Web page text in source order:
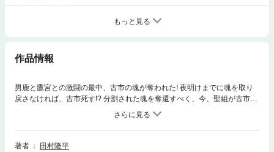
もっと見る
作品情報
男鹿と鷹宮との激闘の最中、古市の魂が奪われた! 夜明けまでに魂を取り
戻さなければ、古市死す!? 分割された魂を奪還すべく、今、聖組が古市の
ために立ち上がる!! 一方、鷹宮とルシファーの哀しい過去とは!?
著者
田村隆平